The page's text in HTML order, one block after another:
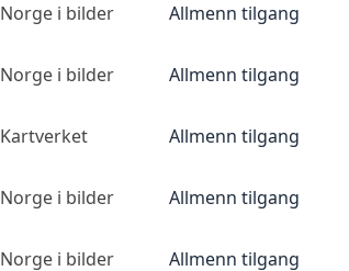
Norge i bilder Allmenn tilgang
Norge i bilder Allmenn tilgang
Kartverket Allmenn tilgang
Norge i bilder Allmenn tilgang
Norge i bilder Allmenn tilgang